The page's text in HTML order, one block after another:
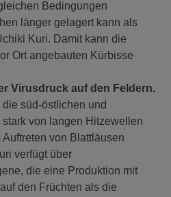
Bedingungen
länger gelagert kann als
Kuri. Damit kann die
Ort angebauten Kürbisse
Virusdruck auf den Feldern.
die süd-östlichen und
von langen Hitzewellen
von Blattläusen
verfügt über
die eine Produktion mit
den Früchten als die